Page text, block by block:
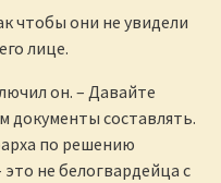
чтобы они не увидели
лице.
он. – Давайте
документы составлять.
по решению
не белогвардейца с